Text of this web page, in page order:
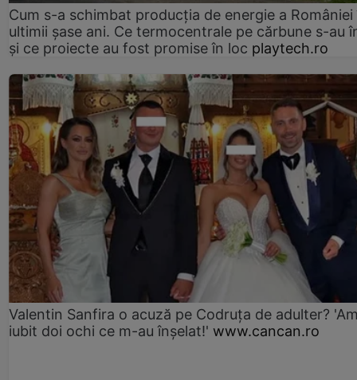
Cum s-a schimbat producția de energie a României
ultimii șase ani. Ce termocentrale pe cărbune s-au
și ce proiecte au fost promise în loc playtech.ro
Valentin Sanfira o acuză pe Codruța de adulter?
iubit doi ochi ce m-au înșelat!' www.cancan.ro